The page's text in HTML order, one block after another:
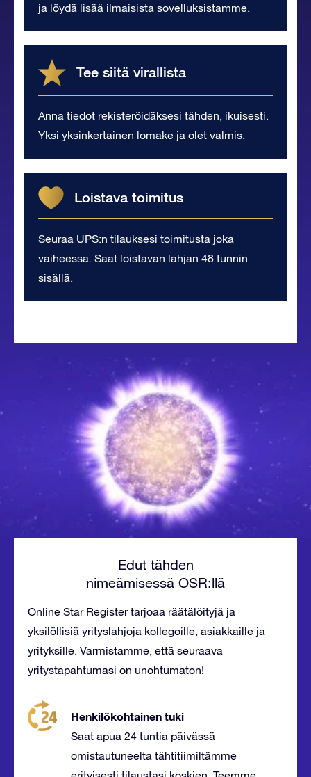
ja löydä lisää ilmaisista sovelluksistamme.
Tee siitä virallista
Anna tiedot rekisteröidäksesi tähden, ikuisesti.
Yksi yksinkertainen lomake ja olet valmis.
Loistava toimitus
Seuraa UPS:n tilauksesi toimitusta joka
vaiheessa. Saat loistavan lahjan 48 tunnin
sisällä.
Edut tähden
nimeämisessä OSR:llä
Online Star Register tarjoaa räätälöityjä ja
yksilöllisiä yrityslahjoja kollegoille, asiakkaille ja
yrityksille. Varmistamme, että seuraava
yritystapahtumasi on unohtumaton!
Henkilökohtainen tuki
Saat apua 24 tuntia päivässä
omistautuneelta tähtitiimiltämme